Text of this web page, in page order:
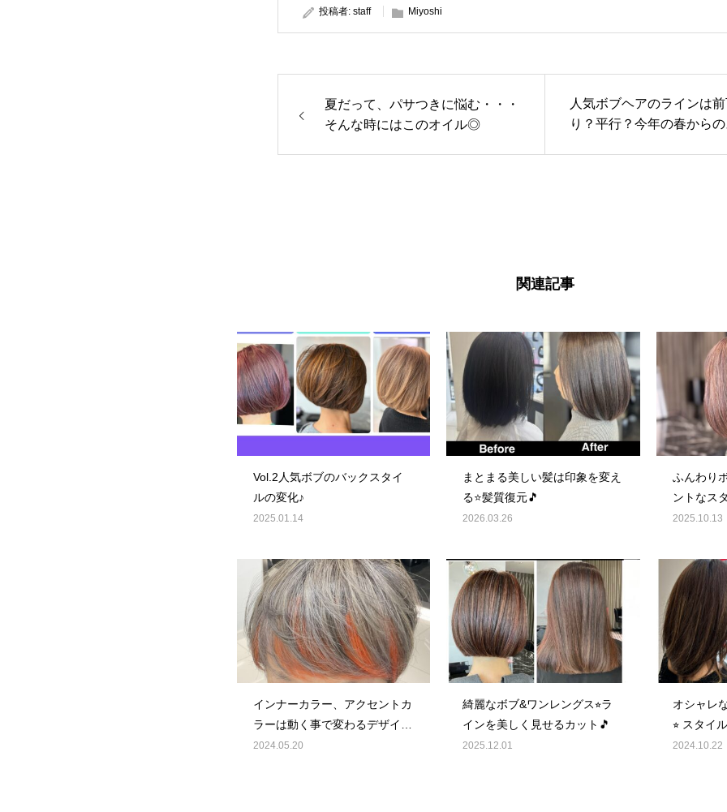
投稿者: staff Miyoshi
夏だって、パサつきに悩む・・・
そんな時にはこのオイル◎
人気ボブヘアのラインは
り？平行？今年の春から
関連記事
Vol.2人気ボブのバックスタイ
ルの変化♪
2025.01.14
まとまる美しい髪は印象を変え
る⭐️髪質復元🎵
2026.03.26
ふんわり
ントなス
2025.10.13
インナーカラー、アクセントカ
ラーは動く事で変わるデザイン
が楽しく綺麗です！
2024.05.20
綺麗なボブ&ワンレングス⭐︎ラ
インを美しく見せるカット🎵
2025.12.01
オシャレ
⭐︎ スタイ
2024.10.22